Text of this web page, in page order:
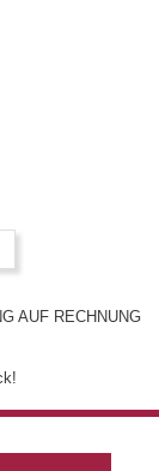
AUF RECHNUNG